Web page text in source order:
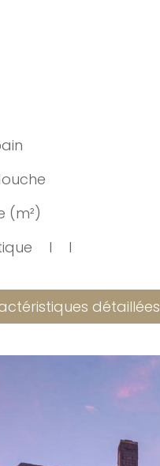
(m²)
I I
détaillées